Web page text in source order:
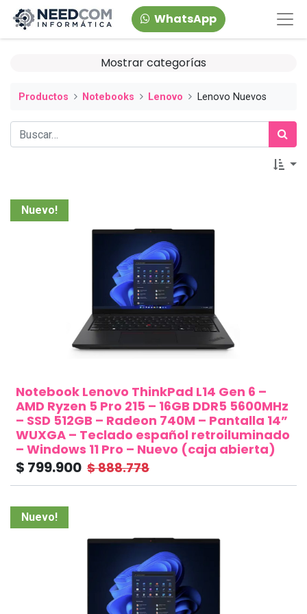
WhatsApp
Mostrar categorías
Productos Notebooks Lenovo Lenovo Nuevos
Notebook Lenovo ThinkPad L14 Gen 6 –
AMD Ryzen 5 Pro 215 – 16GB DDR5 5600MHz
– SSD 512GB – Radeon 740M – Pantalla 14”
WUXGA – Teclado español retroiluminado
– Windows 11 Pro – Nuevo (caja abierta)
$ 799.900 $888.778
Nuevo!
Nuevo!